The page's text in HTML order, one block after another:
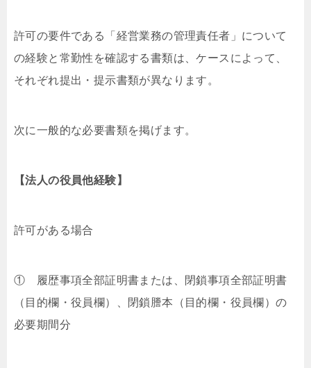
許可の要件である「経営業務の管理責任者」について
の経験と常勤性を確認する書類は、ケースによって、
それぞれ提出・提示書類が異なります。
次に一般的な必要書類を掲げます。
【法人の役員他経験】
許可がある場合
① 履歴事項全部証明書または、閉鎖事項全部証明書
（目的欄・役員欄）、閉鎖謄本（目的欄・役員欄）の
必要期間分